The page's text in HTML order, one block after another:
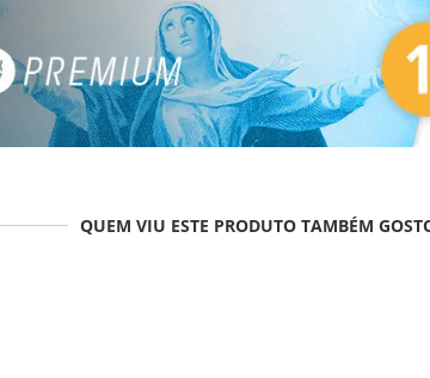
QUEM VIU ESTE PRODUTO TAMBÉM